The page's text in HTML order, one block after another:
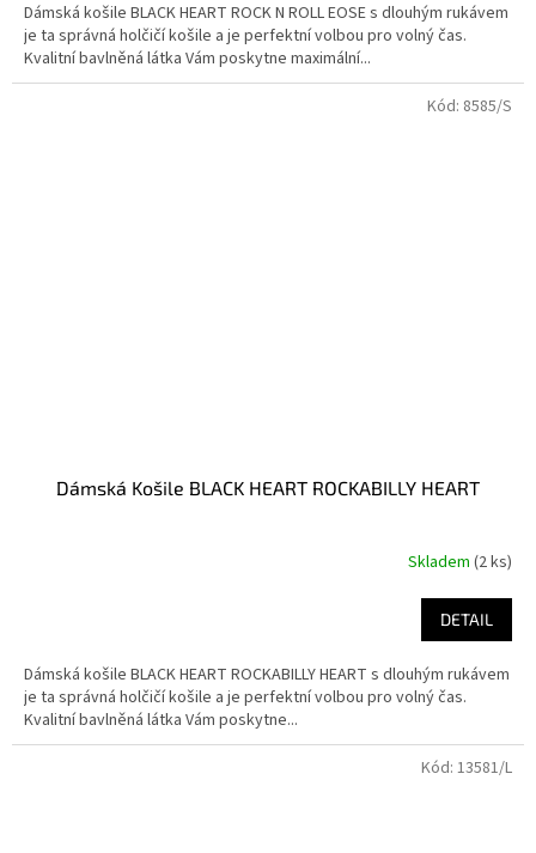
Dámská košile BLACK HEART ROCK N ROLL EOSE s dlouhým rukávem
je ta správná holčičí košile a je perfektní volbou pro volný čas.
Kvalitní bavlněná látka Vám poskytne maximální...
Dámská Košile BLACK HEART ROCKABILLY HEART
Skladem (2 ks)
DETAIL
Dámská košile BLACK HEART ROCKABILLY HEART s dlouhým rukávem
je ta správná holčičí košile a je perfektní volbou pro volný čas.
Kvalitní bavlněná látka Vám poskytne...
Kód: 8585/S
Kód: 13581/L